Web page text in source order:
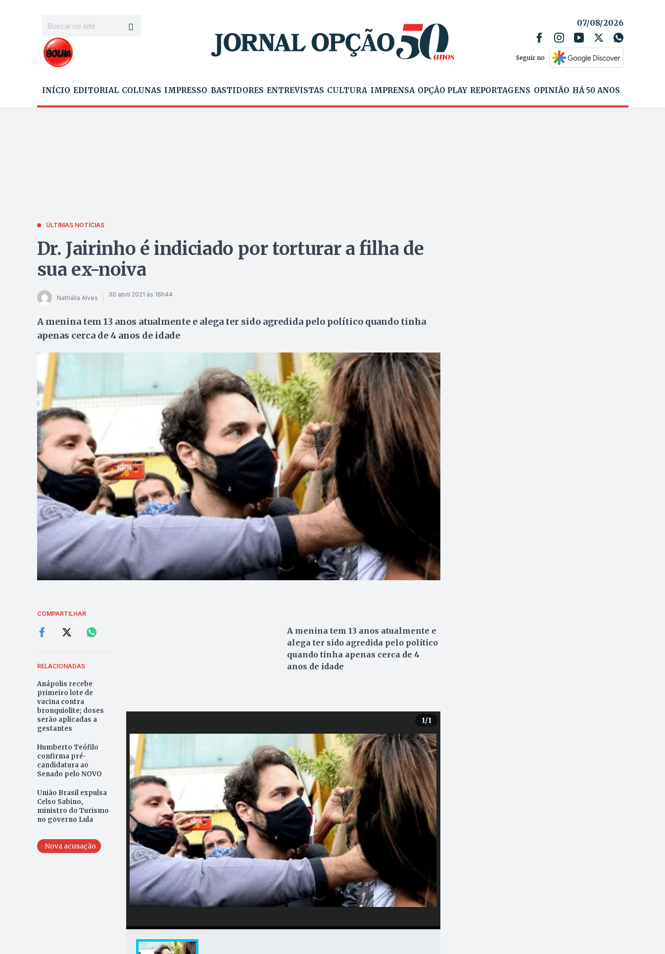
07/08/2026
Seguir no
INÍCIO EDITORIAL COLUNAS IMPRESSO BASTIDORES ENTREVISTAS CULTURA IMPRENSA OPÇÃO PLAY REPORTAGENS OPINIÃO HÁ 50 ANOS
ÚLTIMAS NOTÍCIAS
Dr. Jairinho é indiciado por torturar a filha de
sua ex-noiva
Nathália Alves 30 abril 2021 às 16h44
A menina tem 13 anos atualmente e alega ter sido agredida pelo político quando tinha
apenas cerca de 4 anos de idade
COMPARTILHAR
RELACIONADAS
Anápolis recebe
primeiro lote de
vacina contra
bronquiolite; doses
serão aplicadas a
gestantes
Humberto Teófilo
confirma pré-
candidatura ao
Senado pelo NOVO
União Brasil expulsa
Celso Sabino,
ministro do Turismo
no governo Lula
Nova acusação
A menina tem 13 anos atualmente e
alega ter sido agredida pelo político
quando tinha apenas cerca de 4
anos de idade
1/1